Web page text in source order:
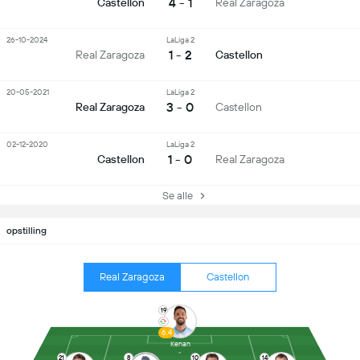
opstilling
Real Zaragoza Castellon
21 8 10 14
19
6.4
Kenan
Real Zaragoza
LaLiga 2
1 - 2 Castellon
26-10-2024
Real Zaragoza
LaLiga 2
3 - 0 Castellon
20-05-2021
Castellon
LaLiga 2
1 - 0 Real Zaragoza
02-12-2020
Se alle